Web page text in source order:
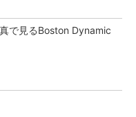
で見るBoston Dynamic